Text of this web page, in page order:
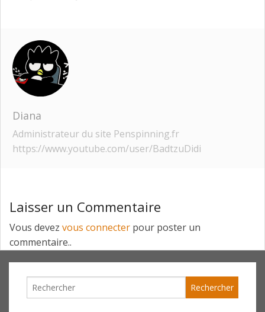
Diana
Administrateur du site Penspinning.fr
https://www.youtube.com/user/BadtzuDidi
Laisser un Commentaire
Vous devez vous connecter pour poster un
commentaire..